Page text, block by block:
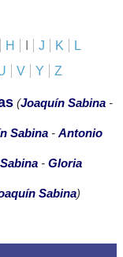
H J K
L
V Y Z
(Joaquín Sabina -
Sabina - Antonio
- Gloria
Sabina)